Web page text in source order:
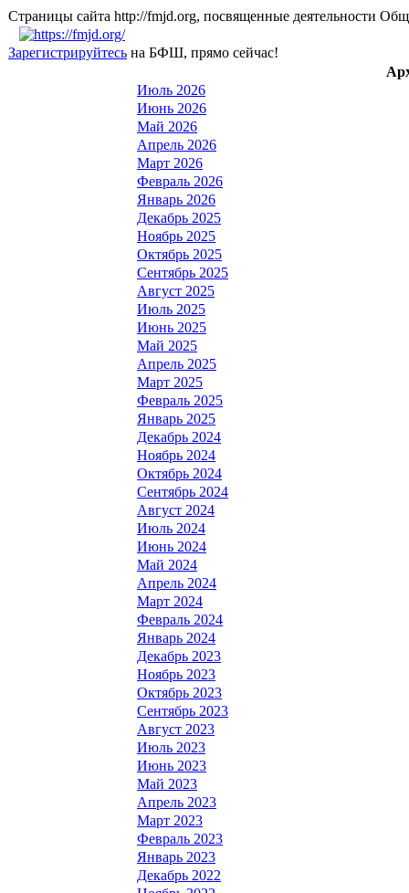
Страницы сайта http://fmjd.org, посвященные
Зарегистрируйтесь на БФШ, прямо сейчас!
Июль 2026
Июнь 2026
Май 2026
Апрель 2026
Март 2026
Февраль 2026
Январь 2026
Декабрь 2025
Ноябрь 2025
Октябрь 2025
Сентябрь 2025
Август 2025
Июль 2025
Июнь 2025
Май 2025
Апрель 2025
Март 2025
Февраль 2025
Январь 2025
Декабрь 2024
Ноябрь 2024
Октябрь 2024
Сентябрь 2024
Август 2024
Июль 2024
Июнь 2024
Май 2024
Апрель 2024
Март 2024
Февраль 2024
Январь 2024
Декабрь 2023
Ноябрь 2023
Октябрь 2023
Сентябрь 2023
Август 2023
Июль 2023
Июнь 2023
Май 2023
Апрель 2023
Март 2023
Февраль 2023
Январь 2023
Декабрь 2022